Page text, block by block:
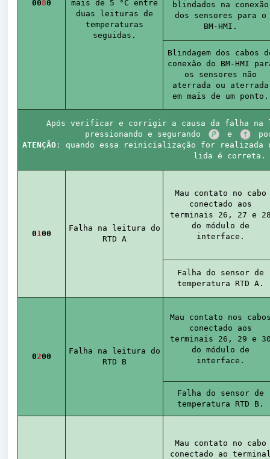
0080
mais de 5 °C entre
duas leituras de
temperaturas
seguidas.
blindados na conexão
dos sensores para o
BM-HMI.
Blindagem dos cabos
conexão do BM-HMI
os sensores não
aterrada ou aterrada
em mais de um ponto.
Após verificar e corrigir a causa da falha
pressionando e segurando
e
ATENÇÃO : quando essa reinicialização for realizada
lida é correta.
01 00
Falha na leitura do
RTD A
Mau contato no cabo
conectado aos
terminais 26, 27 e
do módulo de
interface.
Falha do sensor de
temperatura RTD A.
0200
Falha na leitura do
RTD B
Mau contato nos
conectado aos
terminais 26, 29 e
do módulo de
interface.
Falha do sensor de
temperatura RTD B.
Mau contato no cabo
conectado ao